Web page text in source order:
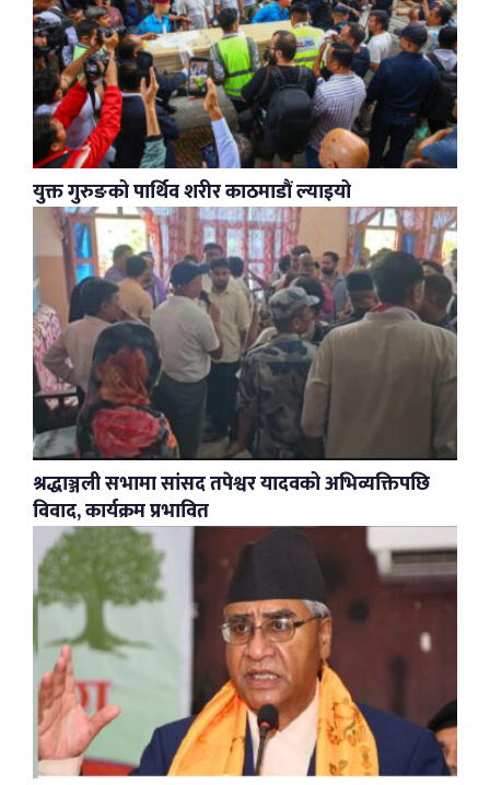
युक्त गुरुङको पार्थिव शरीर काठमाडौं ल्याइयो
श्रद्धाञ्जली सभामा सांसद तपेश्वर यादवको अभिव्यक्तिपछि
विवाद, कार्यक्रम प्रभावित